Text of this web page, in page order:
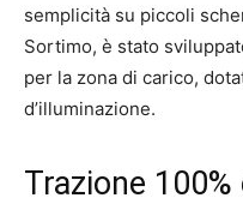
semplicità su piccoli
Sortimo, è stato
per la zona di carico,
d’illuminazione.
Trazione